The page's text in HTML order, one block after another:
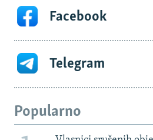
Facebook
Telegram
Popularno